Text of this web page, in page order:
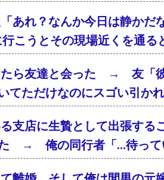
あれ？なんか今日は静かだ
こうとその現場近くを通る
ら友達と会った → 友「彼
てただけなのにスゴい引か
支店に生贄として出張する
→ 俺の同行者「…待って